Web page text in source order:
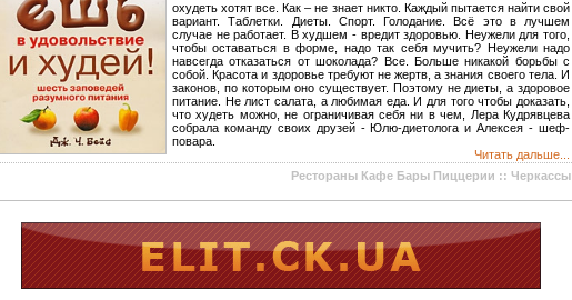
охудеть хотят все. Как – не знает никто. Каждый пытается найти свой
вариант. Таблетки. Диеты. Спорт. Голодание. Всё это в лучшем
случае не работает. В худшем - вредит здоровью. Неужели для того,
чтобы оставаться в форме, надо так себя мучить? Неужели надо
навсегда отказаться от шоколада? Все. Больше никакой борьбы с
собой. Красота и здоровье требуют не жертв, а знания своего тела. И
законов, по которым оно существует. Поэтому не диеты, а здоровое
питание. Не лист салата, а любимая еда. И для того чтобы доказать,
что худеть можно, не ограничивая себя ни в чем, Лера Кудрявцева
собрала команду своих друзей - Юлю-диетолога и Алексея - шеф-
повара.
Читать дальше...
Рестораны Кафе Бары Пиццерии :: Черкассы